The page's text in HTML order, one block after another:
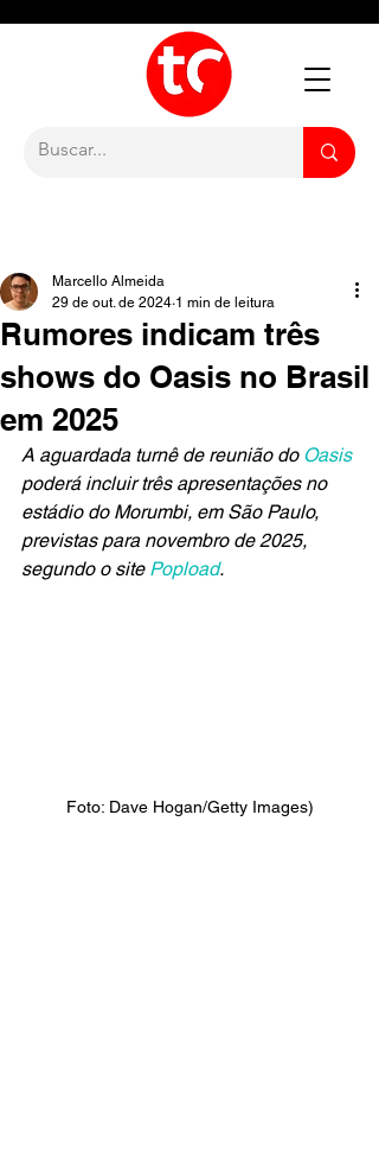
Rumores indicam três
shows do Oasis no Brasil
em 2025
Marcello Almeida
29 de out. de 2024 1 min de leitura
A aguardada turnê de reunião do Oasis
poderá incluir três apresentações no
estádio do Morumbi, em São Paulo,
previstas para novembro de 2025,
segundo o site Popload.
Foto: Dave Hogan/Getty Images)